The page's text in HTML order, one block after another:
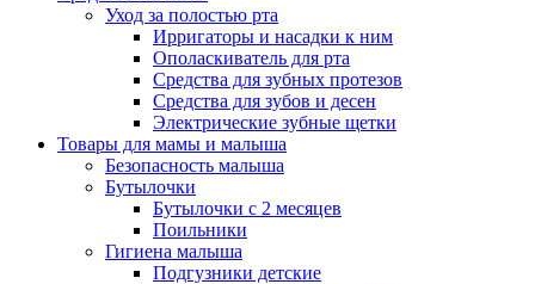
Уход за полостью рта
Ирригаторы и насадки к ним
Ополаскиватель для рта
Средства для зубных протезов
Средства для зубов и десен
Электрические зубные щетки
Товары для мамы и малыша
Безопасность малыша
Бутылочки
Бутылочки с 2 месяцев
Поильники
Гигиена малыша
Подгузники детские